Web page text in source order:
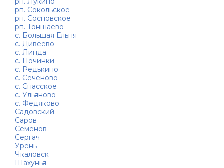
рп. Сокольское
рп. Сосновское
рп. Тоншаево
с. Большая Ельня
с. Дивеево
с. Линда
с. Починки
с. Редькино
с. Сеченово
с. Спасское
с. Ульяново
с. Федяково
Садовский
Саров
Семенов
Сергач
Урень
Чкаловск
Шахунья